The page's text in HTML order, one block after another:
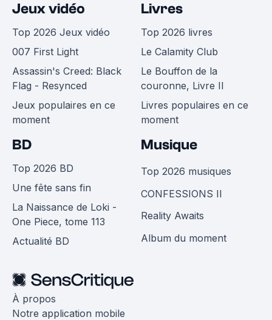
Jeux vidéo
Top 2026 Jeux vidéo
007 First Light
Assassin's Creed: Black
Flag - Resynced
Jeux populaires en ce
moment
Livres
Top 2026 livres
Le Calamity Club
Le Bouffon de la
couronne, Livre II
Livres populaires en ce
moment
BD
Top 2026 BD
Une fête sans fin
La Naissance de Loki -
One Piece, tome 113
Actualité BD
Musique
Top 2026 musiques
CONFESSIONS II
Reality Awaits
Album du moment
À propos
Notre application mobile